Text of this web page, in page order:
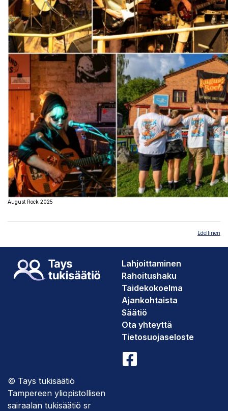
August Rock 2025
Edellinen
Lahjoittaminen
Rahoitushaku
Taidekokoelma
Ajankohtaista
Säätiö
Ota yhteyttä
Tietosuojaseloste
© Tays tukisäätiö
Tampereen yliopistollisen
sairaalan tukisäätiö sr